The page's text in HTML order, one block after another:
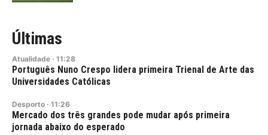
Últimas
Atualidade · 11:28
Português Nuno Crespo lidera primeira Trienal de Arte das
Universidades Católicas
Desporto · 11:26
Mercado dos três grandes pode mudar após primeira
jornada abaixo do esperado